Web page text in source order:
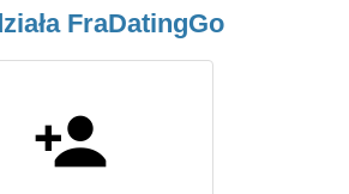
FraDatingGo